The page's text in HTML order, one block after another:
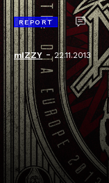
REPORT
mIZZY-22.11.2013